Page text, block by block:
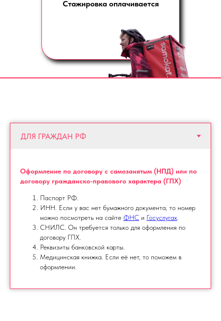
Стажировка оплачивается
Оформление по договору с самозанятым (НПД) или по
договору гражданско-правового характера (ГПХ)
Паспорт РФ.
ИНН. Если у вас нет бумажного документа, то номер
можно посмотреть на сайте ФНС и Госуслугах
СНИЛС. Он требуется только для оформления по
договору ГПХ.
Реквизиты банковской карты.
Медицинская книжка. Если её нет, то поможем в
оформлении.